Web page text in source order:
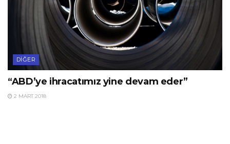
DIĞER
“ABD’ye ihracatımız yine devam eder”
2 MART 2018